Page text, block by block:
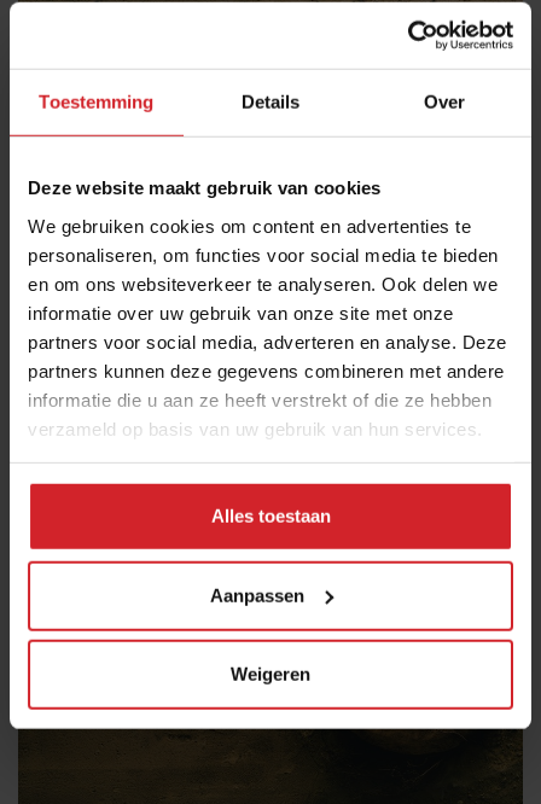
Toestemming Details Over
Deze website maakt gebruik van cookies
We gebruiken cookies om content en advertenties te
personaliseren, om functies voor social media te bieden
en om ons websiteverkeer te analyseren. Ook delen we
informatie over uw gebruik van onze site met onze
partners voor social media, adverteren en analyse. Deze
partners kunnen deze gegevens combineren met andere
informatie die u aan ze heeft verstrekt of die ze hebben
verzameld op basis van uw gebruik van hun services.
Alles toestaan
Aanpassen
Weigeren
Eat it!